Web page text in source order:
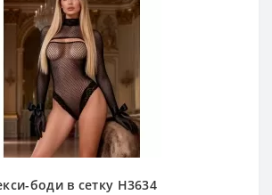
боди в сетку H3634